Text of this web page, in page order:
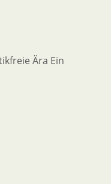
Ära Ein